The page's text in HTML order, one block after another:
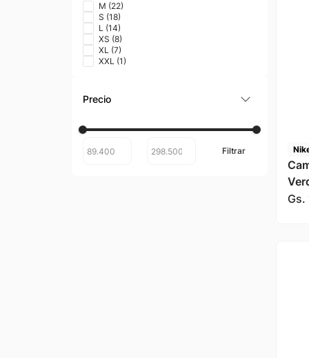
M (22)
S (18)
L (14)
XS (8)
XL (7)
XXL (1 )
Gs.